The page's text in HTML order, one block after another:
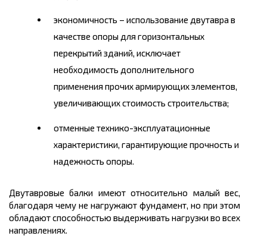
экономичность – использование двутавра в
качестве опоры для горизонтальных
перекрытий зданий, исключает
необходимость дополнительного
применения прочих армирующих элементов,
увеличивающих стоимость строительства;
отменные технико-эксплуатационные
характеристики, гарантирующие прочность и
надежность опоры.
Двутавровые балки имеют относительно малый вес,
благодаря чему не нагружают фундамент, но при этом
обладают способностью выдерживать нагрузки во всех
направлениях.